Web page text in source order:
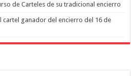
de Carteles de su tradicional encierro
cartel ganador del encierro del 16 de